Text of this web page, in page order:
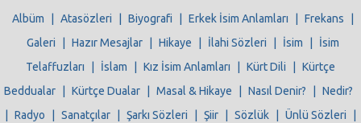
Albüm Atasözleri Biyografi Erkek İsim Anlamları Frekans
Galeri
Hazır Mesajlar Hikaye İlahi Sözleri İsim
İsim
Telaffuzları
İslam Kız İsim Anlamları Kürt Dili
Kürtçe
Beddualar
Kürtçe Dualar Masal & Hikaye Nasıl Denir?
Nedir?
Radyo Sanatçılar Şarkı Sözleri Şiir Sözlük Ünlü Sözleri